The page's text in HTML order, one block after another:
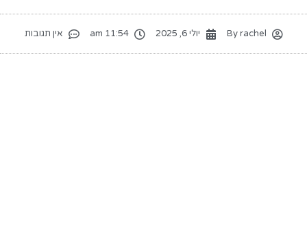
Byrachel יולי 6, 2025 11:54 am אין תגובות